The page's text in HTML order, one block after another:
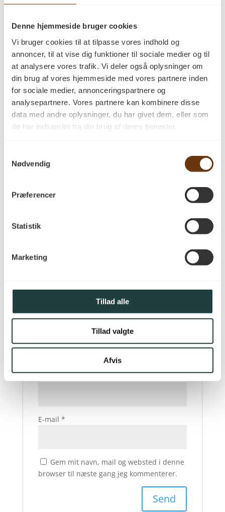
Denne hjemmeside bruger cookies
Vi bruger cookies til at tilpasse vores indhold og
annoncer, til at vise dig funktioner til sociale medier og til
at analysere vores trafik. Vi deler også oplysninger om
din brug af vores hjemmeside med vores partnere inden
for sociale medier, annonceringspartnere og
analysepartnere. Vores partnere kan kombinere disse
data med andre oplysninger, du har givet dem, eller som
de har indsamlet fra din brug af deres tjenester.
Nødvendig
Præferencer
Statistik
Marketing
Tillad alle
Tillad valgte
Afvis
Leveres ubehandlet
Kan monteres med gulvvarme
Leveres i faldende længder: 1,0-3,5
meter.
Pris pr. m2 inkl. moms.
Fragt ikke inkluderet i pris
Leveringstid 4-6 uger.
Din e-mailadresse vil ikke blive publiceret.
Din bedømmelse
Navn*
E-mail *
Gem mit navn, mail og websted i denne
browser til næste gang jeg kommenterer.